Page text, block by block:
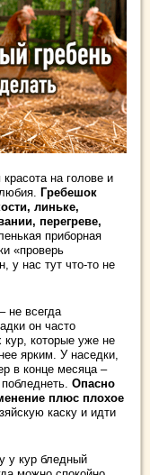
на голове и
Гребешок
линьке,
перегреве,
приборная
«проверь
у нас тут что-то не
не всегда
он часто
которые уже не
ярким. У наседки,
в конце месяца –
Опасно
плюс плохое
каску и идти
у кур бледный